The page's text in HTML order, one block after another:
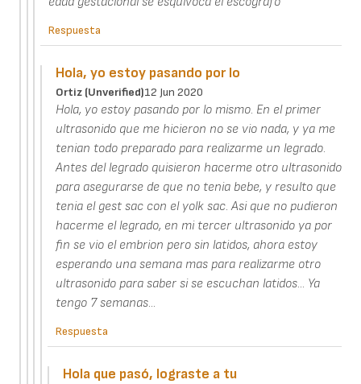
Respuesta
Hola, yo estoy pasando por lo
Ortiz (unverified)12 Jun 2020
Hola, yo estoy pasando por lo mismo. En el primer
ultrasonido que me hicieron no se vio nada, y ya me
tenian todo preparado para realizarme un legrado.
Antes del legrado quisieron hacerme otro ultrasonido
para asegurarse de que no tenia bebe, y resulto que
tenia el gest sac con el yolk sac. Asi que no pudieron
hacerme el legrado, en mi tercer ultrasonido ya por
fin se vio el embrion pero sin latidos, ahora estoy
esperando una semana mas para realizarme otro
ultrasonido para saber si se escuchan latidos... Ya
tengo 7 semanas...
Respuesta
Hola que pasó, lograste a tu